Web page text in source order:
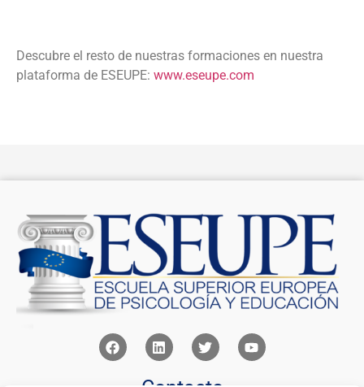
Descubre el resto de nuestras formaciones en nuestra
plataforma de ESEUPE: www.eseupe.com